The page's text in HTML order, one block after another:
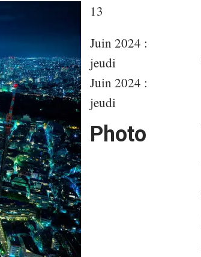
13
Juin 2024 :
jeudi
Juin 2024 :
jeudi
Photo